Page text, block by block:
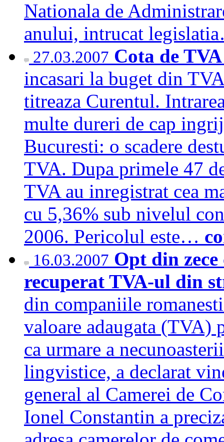
Nationala de
anului, intrucat
27.03.2007 Cota de
incasari la buget din
titreaza Curentul.
multe dureri de cap
Bucuresti: o scadere
TVA. Dupa primele 47
TVA au inregistrat cea
cu 5,36% sub nivelul
2006. Pericolul este…
16.03.2007 Opt din
recuperat TVA-ul din
din companiile
valoare adaugata (TVA)
ca urmare a
lingvistice, a declarat
general al Camerei de
Ionel Constantin a